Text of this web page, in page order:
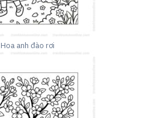
Hoa anh đào rơi